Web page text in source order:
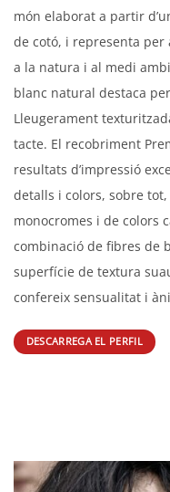
món elaborat a partir
de cotó, i representa
a la natura i al medi
blanc natural destaca
Lleugerament
tacte. El recobriment
resultats d’impressió
detalls i colors, sobre
monocromes i de colors
combinació de fibres de
superfície de textura
confereix sensualitat i
DESCARREGA EL PERFIL